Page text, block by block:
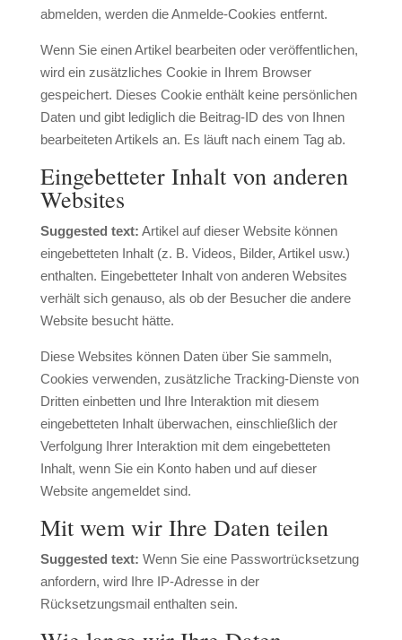
abmelden, werden die Anmelde-Cookies entfernt.
Wenn Sie einen Artikel bearbeiten oder veröffentlichen,
wird ein zusätzliches Cookie in Ihrem Browser
gespeichert. Dieses Cookie enthält keine persönlichen
Daten und gibt lediglich die Beitrag-ID des von Ihnen
bearbeiteten Artikels an. Es läuft nach einem Tag ab.
Eingebetteter Inhalt von anderen
Websites
Suggested text: Artikel auf dieser Website können
eingebetteten Inhalt (z. B. Videos, Bilder, Artikel usw.)
enthalten. Eingebetteter Inhalt von anderen Websites
verhält sich genauso, als ob der Besucher die andere
Website besucht hätte.
Diese Websites können Daten über Sie sammeln,
Cookies verwenden, zusätzliche Tracking-Dienste von
Dritten einbetten und Ihre Interaktion mit diesem
eingebetteten Inhalt überwachen, einschließlich der
Verfolgung Ihrer Interaktion mit dem eingebetteten
Inhalt, wenn Sie ein Konto haben und auf dieser
Website angemeldet sind.
Mit wem wir Ihre Daten teilen
Suggested text: Wenn Sie eine Passwortrücksetzung
anfordern, wird Ihre IP-Adresse in der
Rücksetzungsmail enthalten sein.